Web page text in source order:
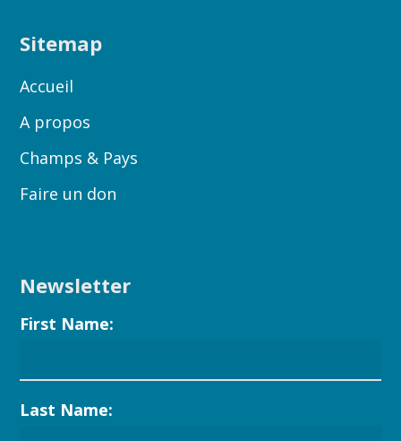
Sitemap
Accueil
A propos
Champs & Pays
Faire un don
Newsletter
First Name:
Last Name: